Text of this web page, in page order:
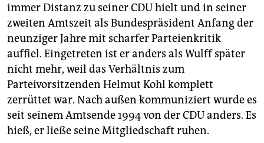
immer Distanz zu seiner CDU hielt und in seiner
zweiten Amtszeit als Bundespräsident Anfang der
neunziger Jahre mit scharfer Parteienkritik
auffiel. Eingetreten ist er anders als Wulff später
nicht mehr, weil das Verhältnis zum
Parteivorsitzenden Helmut Kohl komplett
zerrüttet war. Nach außen kommuniziert wurde es
seit seinem Amtsende 1994 von der CDU anders. Es
hieß, er ließe seine Mitgliedschaft ruhen.